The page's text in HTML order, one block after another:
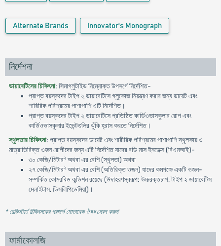
Alternate Brands Innovator's Monograph
নির্দেশনা
ডায়াবেটিসের চিকিৎসা: সিমাগ্লুটাইড নিম্নোক্ত উপসর্গে নির্দেশিত-
প্রাপ্ত বয়স্কদের টাইপ ২ ডায়াবেটিসে গ্লুকোজ নিয়ন্ত্রণ করার জন্য ডায়েট এবং
শারিরিক পরিশ্রমের পাশাপাশি এটি নির্দেশিত।
প্রাপ্ত বয়স্কদের টাইপ ২ ডায়াবেটিসে প্রতিষ্ঠিত কার্ডিওভাসকুলার রোগ এবং
কার্ডিওভাসকুলার ইভেন্টগুলির ঝুঁকি হ্রাস করতে নির্দেশিত।
স্থুলতার চিকিৎসা: প্রাপ্ত বয়স্কদের ডায়েট এবং শারীরিক পরিশ্রমের পাশাপাশি স্থূলকায় ও
মাত্রাতিরিক্ত ওজন রোগীদের জন্য এটি নির্দেশিত যাদের বডি মাস ইনডেক্স (বিএমআই)-
৩০ কেজি/মিটার২অথবা এর বেশি (স্থূলতা) অথবা
২৭ কেজি/মিটার২অথবা এর বেশি (অতিরিক্ত ওজন) যাদের কমপক্ষে একটি ওজন-
সম্পর্কিত কোমরবিড কন্ডিশন রয়েছে (উদাহরণস্বরূপ: উচ্চরক্তচাপ, টাইপ ২ ডায়াবেটিস
মেলাইটাস, ডিসলিপিডেমিয়া)।
* রেজিস্টার্ড চিকিৎসকের পরামর্শ মোতাবেক ঔষধ সেবন করুন'
ফার্মাকোলজি